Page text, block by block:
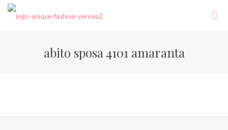
abito sposa 4101 amaranta